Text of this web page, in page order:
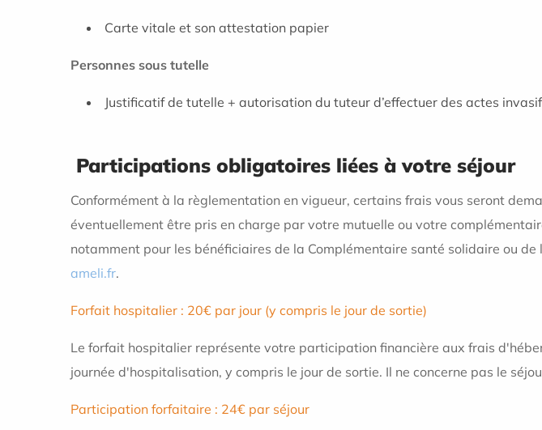
Carte vitale et son attestation papier
Personnes sous tutelle
Justificatif de tutelle + autorisation du tuteur d’effectuer des actes
Participations obligatoires liées à votre séjour
Conformément à la règlementation en vigueur, certains frais vous seront
éventuellement être pris en charge par votre mutuelle ou votre
notamment pour les bénéficiaires de la Complémentaire santé solidaire ou
ameli.fr.
Forfait hospitalier : 20€ par jour (y compris le jour de sortie)
Le forfait hospitalier représente votre participation financière aux frais
journée d'hospitalisation, y compris le jour de sortie. Il ne concerne pas le
Participation forfaitaire : 24€ par séjour